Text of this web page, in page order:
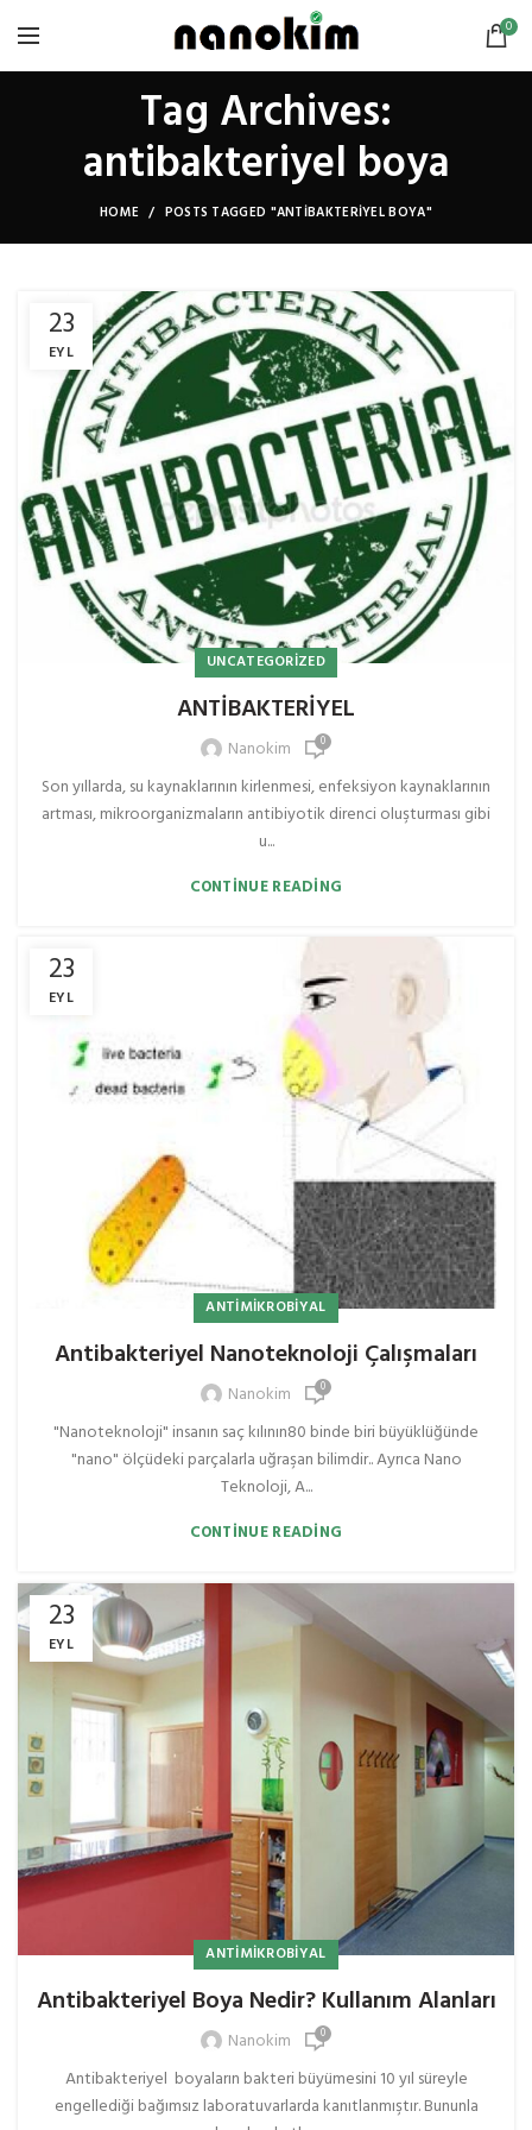
0
Tag Archives:
antibakteriyel boya
HOME POSTS TAGGED "ANTIBAKTERIYEL BOYA"
23
EYL
UNCATEGORIZED
ANTİBAKTERİYEL
Nanokim 0
Son yıllarda, su kaynaklarının kirlenmesi, enfeksiyon kaynaklarının
artması, mikroorganizmaların antibiyotik direnci oluşturması gibi
u...
CONTINUE READING
23
EYL
ANTIMIKROBIYAL
Antibakteriyel Nanoteknoloji Çalışmaları
Nanokim 0
"Nanoteknoloji" insanın saç kılının80 binde biri büyüklüğünde
"nano" ölçüdeki parçalarla uğraşan bilimdir.. Ayrıca Nano
Teknoloji, A...
CONTINUE READING
23
EYL
ANTIMIKROBIYAL
Antibakteriyel Boya Nedir? Kullanım Alanları
Nanokim 0
Antibakteriyel boyaların bakteri büyümesini 10 yıl süreyle
engellediği bağımsız laboratuvarlarda kanıtlanmıştır. Bununla